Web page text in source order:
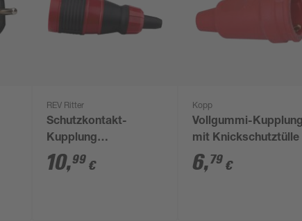
REV Ritter
Schutzkontakt-
Kupplung
rot/schwarz 3-polig
250 V 16 A
10,99 €
Kopp
Vollgummi-Kupplung
mit Knickschutztülle
6,79 €